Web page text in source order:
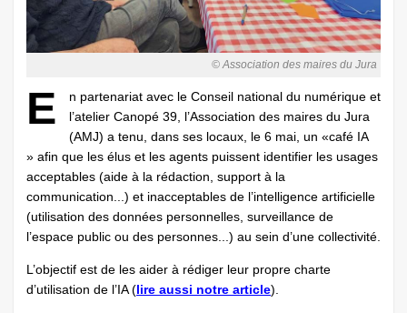
© Association des maires du Jura
E
n partenariat avec le Conseil national du numérique et
l’atelier Canopé 39, l’Association des maires du Jura
(AMJ) a tenu, dans ses locaux, le 6 mai, un «café IA
» afin que les élus et les agents puissent identifier les usages
acceptables (aide à la rédaction, support à la
communication...) et inacceptables de l’intelligence ­artificielle
(utilisation des données personnelles, ­surveillance de
l’espace public ou des personnes...) au sein d’une collectivité.
L’objectif est de les aider à rédiger leur propre charte
d’utilisation de l’IA (lire aussi notre article).